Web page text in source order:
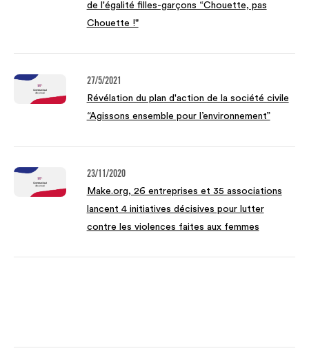
de l'égalité filles-garçons “Chouette, pas
Chouette !"
27/5/2021
Révélation du plan d'action de la société civile
“Agissons ensemble pour l’environnement”
23/11/2020
Make.org, 26 entreprises et 35 associations
lancent 4 initiatives décisives pour lutter
contre les violences faites aux femmes